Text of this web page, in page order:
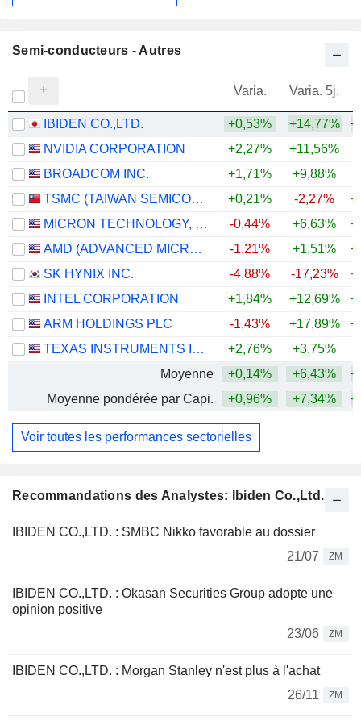
Recommandations des Analystes: Ibiden Co.,Ltd.
IBIDEN CO.,LTD. : SMBC Nikko favorable au dossier
21/07
ZM
IBIDEN CO.,LTD. : Okasan Securities Group adopte une
opinion positive
23/06
ZM
IBIDEN CO.,LTD. : Morgan Stanley n'est plus à l'achat
26/11
ZM
Semi-conducteurs - Autres
Varia. Varia. 5j.
IBIDEN CO.,LTD. +0,53% +14,77%
NVIDIA CORPORATION
+2,27% +11,56%
BROADCOM INC.
+1,71% +9,88%
TSMC (TAIWAN SEMICONDUCTOR MANUFACTURING COMPANY)
+0,21% -2,27%
MICRON TECHNOLOGY, INC.
-0,44% +6,63%
AMD (ADVANCED MICRO DEVICES)
-1,21% +1,51%
SK HYNIX INC.
-4,88% -17,23%
INTEL CORPORATION
+1,84% +12,69%
ARM HOLDINGS PLC
-1,43% +17,89%
TEXAS INSTRUMENTS INCORPORATED
+2,76% +3,75%
Moyenne
+0,14% +6,43%
Moyenne pondérée par Capi.
+0,96% +7,34%
Voir toutes les performances sectorielles